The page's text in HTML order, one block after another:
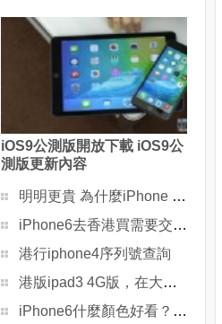
iOS9公測版開放下載 iOS9公
測版更新內容
明明更貴 為什麼iPhone 6 Plus更受歡迎？
iPhone6去香港買需要交稅嗎？怎麼買？
港行iphone4序列號查詢
港版ipad3 4G版，在大陸這4G功能用得上嗎？
iPhone6什麼顏色好看？三個顏色選擇優缺點